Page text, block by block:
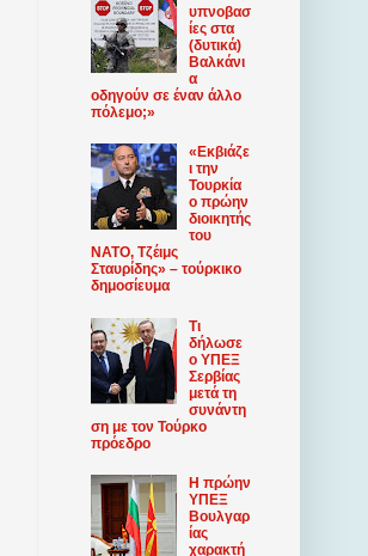
υπνοβασ
ίες στα
(δυτικά)
Βαλκάνι
α
οδηγούν σε έναν άλλο
πόλεμο;»
«Εκβιάζε
ι την
Τουρκία
ο πρώην
διοικητής
του
ΝΑΤΟ, Τζέιμς
Σταυρίδης» – τούρκικο
δημοσίευμα
Τι
δήλωσε
ο ΥΠΕΞ
Σερβίας
μετά τη
συνάντη
ση με τον Τούρκο
πρόεδρο
Η πρώην
ΥΠΕΞ
Βουλγαρ
ίας
χαρακτή